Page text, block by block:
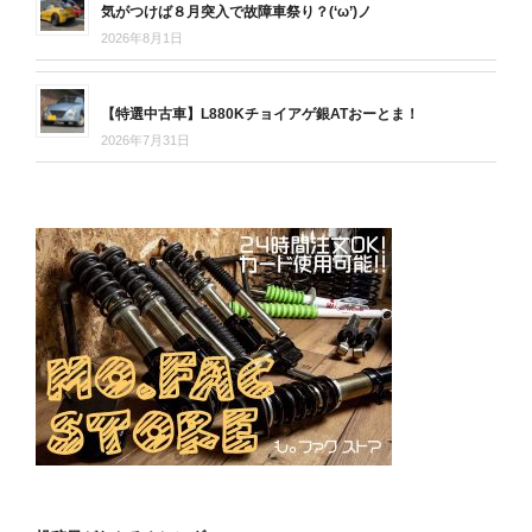
気がつけば８月突入で故障車祭り？(‘ω’)ノ
2026年8月1日
【特選中古車】L880Kチョイアゲ銀ATおーとま！
2026年7月31日